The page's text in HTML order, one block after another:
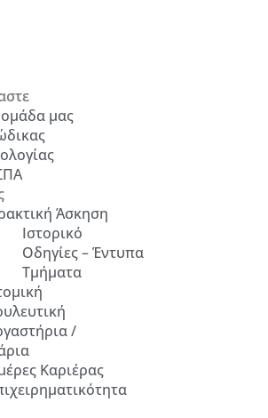
μας
Άσκηση
Ιστορικό
Οδηγίες – Έντυπα
Τμήματα
/
Καριέρας